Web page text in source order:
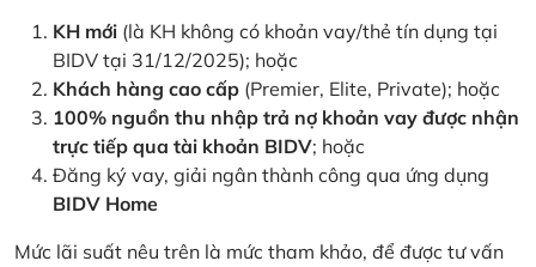
KH mới (là KH không có khoản vay/thẻ tín dụng tại
BIDV tại 31/12/2025); hoặc
Khách hàng cao cấp (Premier, Elite, Private); hoặc
100% nguồn thu nhập trả nợ khoản vay được nhận
trực tiếp qua tài khoản BIDV; hoặc
Đăng ký vay, giải ngân thành công qua ứng dụng
BIDV Home
Mức lãi suất nêu trên là mức tham khảo, để được tư vấn